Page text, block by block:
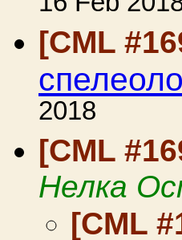
[CML
2018
[CML
Нелка
[CML